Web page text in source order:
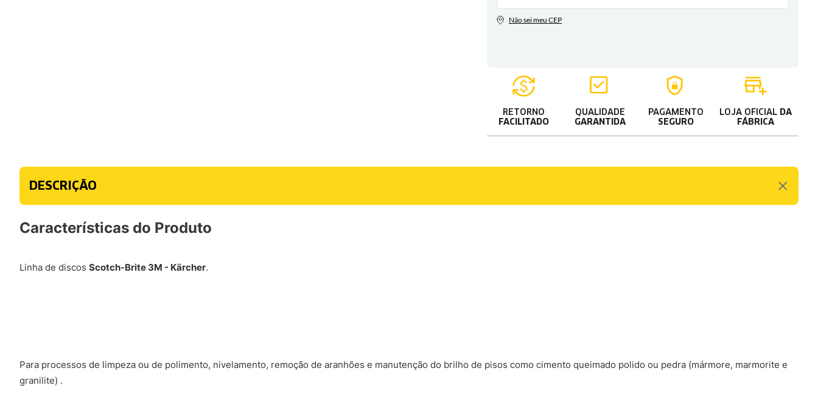
RETORNO
FACILITADO
QUALIDADE
GARANTIDA
PAGAMENTO
SEGURO
LOJA OFICIAL DA
FÁBRICA
DESCRIÇÃO
Características do Produto
Linha de discos Scotch-Brite 3M - Kärcher.
Para processos de limpeza ou de polimento, nivelamento, remoção de aranhões e manutenção do brilho de pisos como cimento queimado polido ou pedra (mármore, marmorite e
granilite) .